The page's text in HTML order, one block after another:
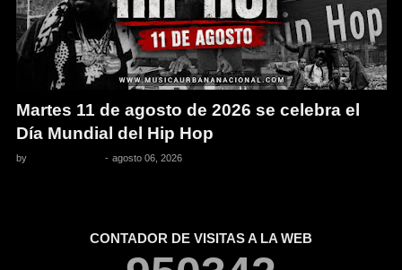
Martes 11 de agosto de 2026 se celebra el
Día Mundial del Hip Hop
by - agosto 06, 2026
CONTADOR DE VISITAS A LA WEB